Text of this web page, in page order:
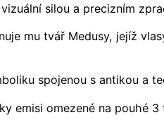
silou a precizním
mu tvář Medusy, jejíž
spojenou s antikou a
emisi omezené na pouhé